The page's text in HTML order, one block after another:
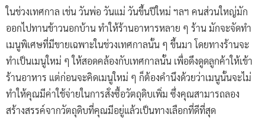
ในช่วงเทศกาล เช่น วันพ่อ วันแม่ วันขึ้นปีใหม่ ฯลฯ คนส่วนใหญ่มัก
ออกไปทานข้าวนอกบ้าน ทำให้ร้านอาหารหลาย ๆ ร้าน มักจะจัดทำ
เมนูพิเศษที่มีขายเฉพาะในช่วงเทศกาลนั้น ๆ ขึ้นมา โดยทางร้านจะ
ทำเป็นเมนูใหม่ ๆ ให้สอดคล้องกับเทศกาลนั้น เพื่อดึงดูดลูกค้าให้เข้า
ร้านอาหาร แต่ก่อนจะคิดเมนูใหม่ ๆ ก็ต้องคำนึงด้วยว่าเมนูนั้นจะไม่
ทำให้คุณมีค่าใช้จ่ายในการสั่งซื้อวัตถุดิบเพิ่ม ซึ่งคุณสามารถลอง
สร้างสรรค์จากวัตถุดิบที่คุณมีอยู่แล้วเป็นทางเลือกที่ดีที่สุด